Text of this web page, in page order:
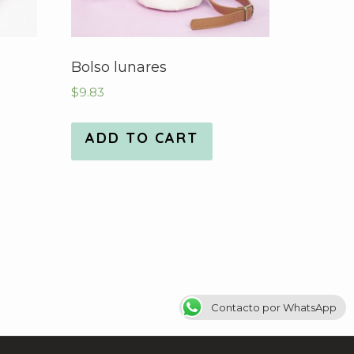
Bolso lunares
$9.83
ADD TO CART
Contacto por WhatsApp